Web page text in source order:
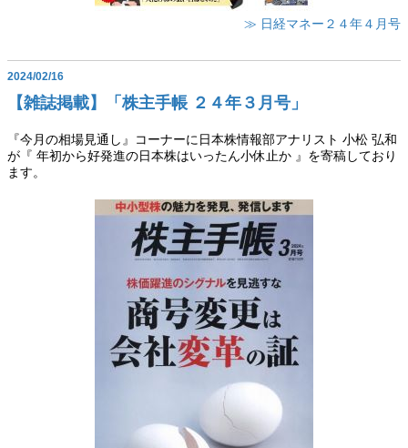
≫ 日経マネー２４年４月号
2024/02/16
【雑誌掲載】「株主手帳 ２４年３月号」
『今月の相場見通し』コーナーに日本株情報部アナリスト 小松 弘和
が『 年初から好発進の日本株はいったん小休止か 』を寄稿しており
ます。